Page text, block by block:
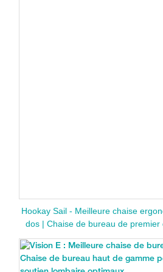
Hookay Sail - Meilleure chaise
dos | Chaise de bureau de premier
bas du dos